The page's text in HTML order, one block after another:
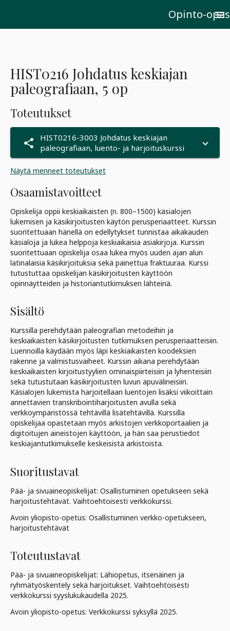
Opinto-opas
menu
HIST0216 Johdatus keskiajan
paleografiaan, 5 op
Toteutukset
share
HIST0216-3003 Johdatus keskiajan
paleografiaan, luento- ja harjoituskurssi
Näytä menneet toteutukset
Osaamistavoitteet
Opiskelija oppii keskiaikaisten (n. 800–1500) käsialojen
lukemisen ja käsikirjoitusten käytön perusperiaatteet. Kurssin
suoritettuaan hänellä on edellytykset tunnistaa aikakauden
käsialoja ja lukea helppoja keskiaikaisia asiakirjoja. Kurssin
suoritettuaan opiskelija osaa lukea myös uuden ajan alun
latinalaisia käsikirjoituksia sekä painettua fraktuuraa. Kurssi
tutustuttaa opiskelijan käsikirjoitusten käyttöön
opinnäytteiden ja historiantutkimuksen lähteinä.
Sisältö
Kurssilla perehdytään paleografian metodeihin ja
keskiaikaisten käsikirjoitusten tutkimuksen perusperiaatteisiin.
Luennoilla käydään myös läpi keskiaikaisten koodeksien
rakenne ja valmistusvaiheet. Kurssin aikana perehdytään
keskiaikaisten kirjoitustyylien ominaispiirteisiin ja lyhenteisiin
sekä tutustutaan käsikirjoitusten luvun apuvälineisiin.
Käsialojen lukemista harjoitellaan luentojen lisäksi viikoittain
annettavien transkribointiharjoitusten avulla sekä
verkkoympäristössä tehtävillä lisätehtävillä. Kurssilla
opiskelijaa opastetaan myös arkistojen verkkoportaalien ja
digitoitujen aineistojen käyttöön, ja hän saa perustiedot
keskiajantutkimukselle keskeisistä arkistoista.
Suoritustavat
Pää- ja sivuaineopiskelijat: Osallistuminen opetukseen sekä
harjoitustehtävät. Vaihtoehtoisesti verkkokurssi.
Avoin yliopisto-opetus: Osallistuminen verkko-opetukseen,
harjoitustehtävät
Toteutustavat
Pää- ja sivuaineopiskelijat: Lähiopetus, itsenäinen ja
ryhmätyöskentely sekä harjoitukset. Vaihtoehtoisesti
verkkokurssi syyslukukaudella 2025.
Avoin yliopisto-opetus: Verkkokurssi syksyllä 2025.